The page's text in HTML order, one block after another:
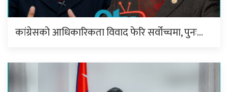
कांग्रेसको आधिकारिकता विवाद फेरि सर्वोच्चमा, पुनः…